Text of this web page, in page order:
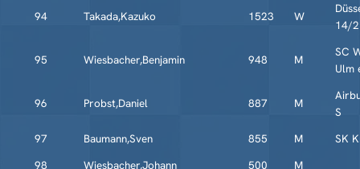
94 Takada,Kazuko 1523 W
14/2
95 Wiesbacher,Benjamin 948 M
SC
Ulm
96 Probst,Daniel 887 M
S
97
Baumann,Sven 855 M
SK
98
Wiesbacher,Johann 500 M